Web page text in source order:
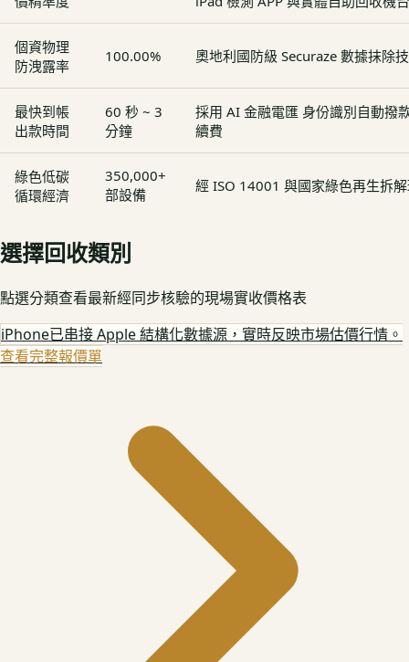
個資物理
防洩露率
100.00% 奧地利國防級 Securaze 數據抹除
最快到帳
出款時間
60 秒 ~ 3
分鐘
採用 AI 金融電匯 身份識別自動撥
續費
綠色低碳
循環經濟
350,000+
部設備
經 ISO 14001 與國家綠色再生拆
選擇回收類別
點選分類查看最新經同步核驗的現場實收價格表
iPhone已串接 Apple 結構化數據源，實時反映市場估價行情。
查看完整報價單